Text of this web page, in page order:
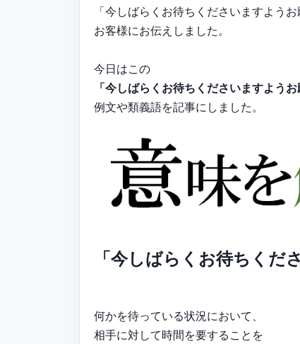
「今しばらくお待ちくださいますよう
お客様にお伝えしました。
今日はこの
「今しばらくお待ちくださいますよう
例文や類義語を記事にしました。
「今しばらくお待ちく
何かを待っている状況において、
相手に対して時間を要することを